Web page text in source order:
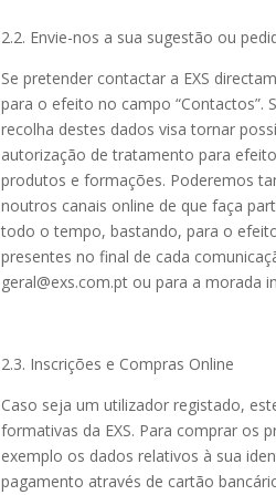
2.2. Envie-nos a sua sugestão ou
Se pretender contactar a EXS
para o efeito no campo “Contactos”.
recolha destes dados visa tornar
autorização de tratamento para
produtos e formações. Poderemos
noutros canais online de que faça
todo o tempo, bastando, para o
presentes no final de cada
geral@exs.com.pt ou para a morada
2.3. Inscrições e Compras Online
Caso seja um utilizador registado,
formativas da EXS. Para comprar os
exemplo os dados relativos à sua
pagamento através de cartão